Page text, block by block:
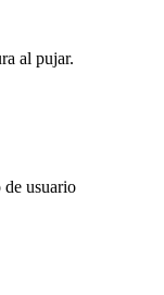
al pujar.
usuario